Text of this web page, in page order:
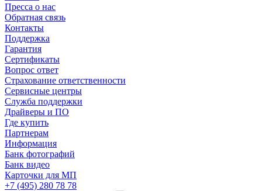
Пресса о нас
Обратная связь
Контакты
Поддержка
Гарантия
Сертификаты
Вопрос ответ
Страхование ответственности
Сервисные центры
Служба поддержки
Драйверы и ПО
Где купить
Партнерам
Информация
Банк фотографий
Банк видео
Карточки для МП
+7 (495) 280 78 78